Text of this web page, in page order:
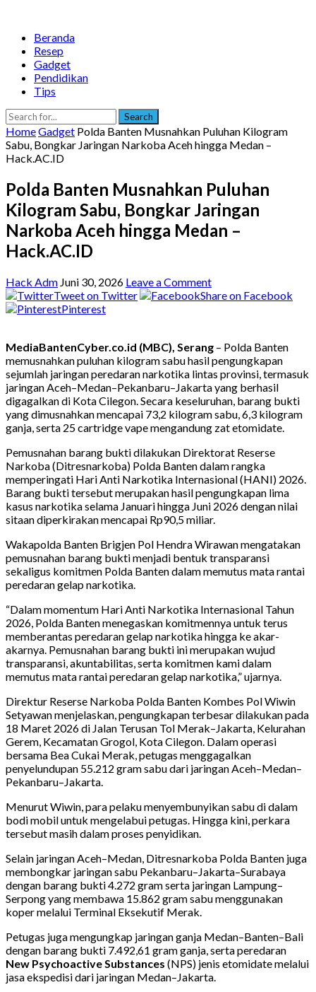
Beranda
Resep
Gadget
Pendidikan
Tips
Search
HomeGadget Polda Banten Musnahkan Puluhan Kilogram
Sabu, Bongkar Jaringan Narkoba Aceh hingga Medan –
Hack.AC.ID
Polda Banten Musnahkan Puluhan
Kilogram Sabu, Bongkar Jaringan
Narkoba Aceh hingga Medan –
Hack.AC.ID
Hack Adm Juni 30, 2026 Leave a Comment
Tweet on Twitter
Share on Facebook
Pinterest
MediaBantenCyber.co.id (MBC), Serang – Polda Banten
memusnahkan puluhan kilogram sabu hasil pengungkapan
sejumlah jaringan peredaran narkotika lintas provinsi, termasuk
jaringan Aceh–Medan–Pekanbaru–Jakarta yang berhasil
digagalkan di Kota Cilegon. Secara keseluruhan, barang bukti
yang dimusnahkan mencapai 73,2 kilogram sabu, 6,3 kilogram
ganja, serta 25 cartridge vape mengandung zat etomidate.
Pemusnahan barang bukti dilakukan Direktorat Reserse
Narkoba (Ditresnarkoba) Polda Banten dalam rangka
memperingati Hari Anti Narkotika Internasional (HANI) 2026.
Barang bukti tersebut merupakan hasil pengungkapan lima
kasus narkotika selama Januari hingga Juni 2026 dengan nilai
sitaan diperkirakan mencapai Rp90,5 miliar.
Wakapolda Banten Brigjen Pol Hendra Wirawan mengatakan
pemusnahan barang bukti menjadi bentuk transparansi
sekaligus komitmen Polda Banten dalam memutus mata rantai
peredaran gelap narkotika.
“Dalam momentum Hari Anti Narkotika Internasional Tahun
2026, Polda Banten menegaskan komitmennya untuk terus
memberantas peredaran gelap narkotika hingga ke akar-
akarnya. Pemusnahan barang bukti ini merupakan wujud
transparansi, akuntabilitas, serta komitmen kami dalam
memutus mata rantai peredaran gelap narkotika,” ujarnya.
Direktur Reserse Narkoba Polda Banten Kombes Pol Wiwin
Setyawan menjelaskan, pengungkapan terbesar dilakukan pada
18 Maret 2026 di Jalan Terusan Tol Merak–Jakarta, Kelurahan
Gerem, Kecamatan Grogol, Kota Cilegon. Dalam operasi
bersama Bea Cukai Merak, petugas menggagalkan
penyelundupan 55.212 gram sabu dari jaringan Aceh–Medan–
Pekanbaru–Jakarta.
Menurut Wiwin, para pelaku menyembunyikan sabu di dalam
bodi mobil untuk mengelabui petugas. Hingga kini, perkara
tersebut masih dalam proses penyidikan.
Selain jaringan Aceh–Medan, Ditresnarkoba Polda Banten juga
membongkar jaringan sabu Pekanbaru–Jakarta–Surabaya
dengan barang bukti 4.272 gram serta jaringan Lampung–
Serpong yang membawa 15.862 gram sabu menggunakan
koper melalui Terminal Eksekutif Merak.
Petugas juga mengungkap jaringan ganja Medan–Banten–Bali
dengan barang bukti 7.492,61 gram ganja, serta peredaran
New Psychoactive Substances (NPS) jenis etomidate melalui
jasa ekspedisi dari jaringan Medan–Jakarta.